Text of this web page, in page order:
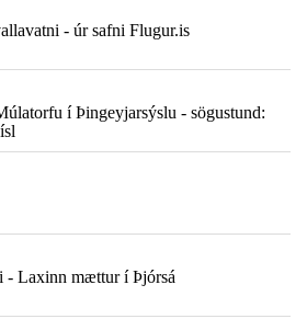
- úr safni Flugur.is
í Þingeyjarsýslu - sögustund:
- Laxinn mættur í Þjórsá